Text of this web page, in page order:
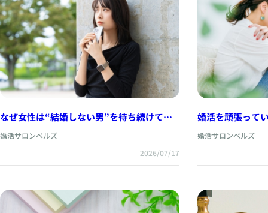
なぜ女性は“結婚しない男”を待ち続けてし
婚活サロンベルズ
2026/07/17
婚活を頑張って
婚活サロンベルズ